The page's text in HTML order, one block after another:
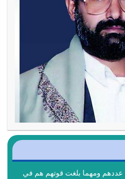
عددهم ومهما بلغت قوتهم هم في